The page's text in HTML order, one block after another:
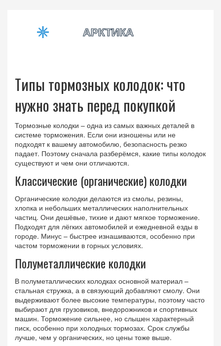
Типы тормозных колодок: что
нужно знать перед покупкой
Тормозные колодки – одна из самых важных деталей в
системе торможения. Если они изношены или не
подходят к вашему автомобилю, безопасность резко
падает. Поэтому сначала разберёмся, какие типы колодок
существуют и чем они отличаются.
Классические (органические) колодки
Органические колодки делаются из смолы, резины,
хлопка и небольших металлических наполнительных
частиц. Они дешёвые, тихие и дают мягкое торможение.
Подходят для лёгких автомобилей и ежедневной езды в
городе. Минус – быстрее изнашиваются, особенно при
частом торможении в горных условиях.
Полуметаллические колодки
В полуметаллических колодках основной материал –
стальная стружка, а в связующий добавляют смолу. Они
выдерживают более высокие температуры, поэтому часто
выбирают для грузовиков, внедорожников и спортивных
машин. Торможение сильнее, но слышен характерный
писк, особенно при холодных тормозах. Срок службы
лучше, чем у органических, но цены тоже выше.